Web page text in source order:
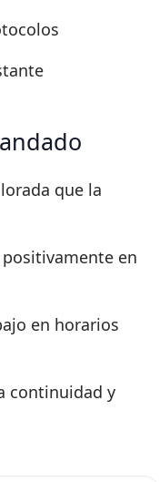
que la
en
en horarios
continuidad y